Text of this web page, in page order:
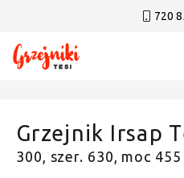
720
Grzejnik Irsap
300, szer. 630, moc 455